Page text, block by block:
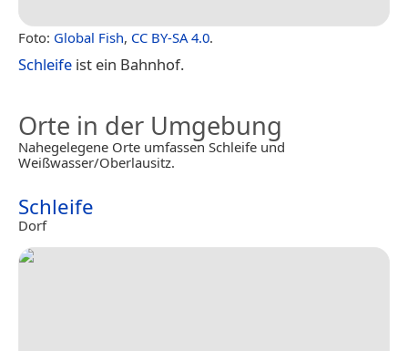
Foto: Global Fish, CC BY-SA 4.0.
Schleife ist ein Bahnhof.
Orte in der Umgebung
Nahegelegene Orte umfassen Schleife und
Weißwasser/Oberlausitz.
Schleife
Dorf